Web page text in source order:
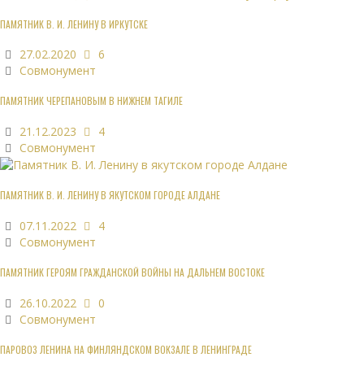
ПАМЯТНИК В. И. ЛЕНИНУ В ИРКУТСКЕ
27.02.2020
6
Совмонумент
ПАМЯТНИК ЧЕРЕПАНОВЫМ В НИЖНЕМ ТАГИЛЕ
21.12.2023
4
Совмонумент
ПАМЯТНИК В. И. ЛЕНИНУ В ЯКУТСКОМ ГОРОДЕ АЛДАНЕ
07.11.2022
4
Совмонумент
ПАМЯТНИК ГЕРОЯМ ГРАЖДАНСКОЙ ВОЙНЫ НА ДАЛЬНЕМ ВОСТОКЕ
26.10.2022
0
Совмонумент
ПАРОВОЗ ЛЕНИНА НА ФИНЛЯНДСКОМ ВОКЗАЛЕ В ЛЕНИНГРАДЕ